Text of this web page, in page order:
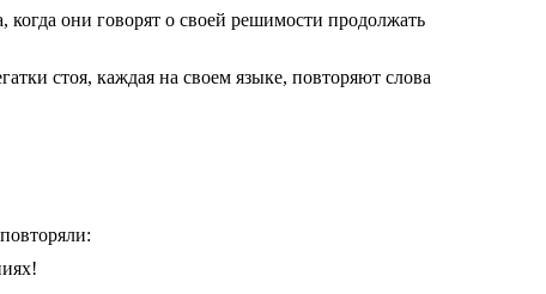
они говорят о своей решимости продолжать
стоя, каждая на своем языке, повторяют слова